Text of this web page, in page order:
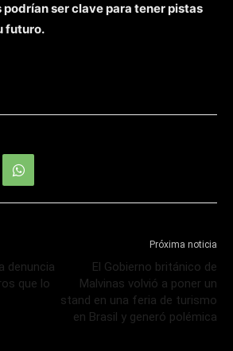
ser clave para tener pistas
futuro.
denuncia
que lo
Próxima noticia
El Gobierno británico de
Malvinas volvió a poner un
stand en una feria de turismo
en Brasil y generó polémica